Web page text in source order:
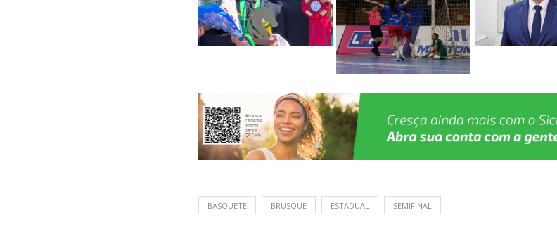
BASQUETE BRUSQUE ESTADUAL SEMIFINAL